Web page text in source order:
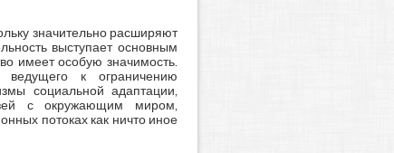
значительно расширяют
выступает основным
имеет особую значимость.
ведущего к ограничению
социальной адаптации,
с окружающим миром,
потоках как ничто иное